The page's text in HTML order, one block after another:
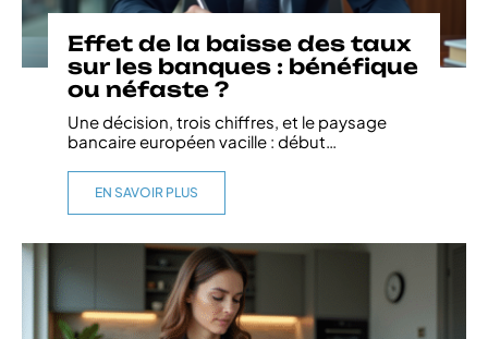
Effet de la baisse des taux
sur les banques : bénéfique
ou néfaste ?
Une décision, trois chiffres, et le paysage
bancaire européen vacille : début…
EN SAVOIR PLUS